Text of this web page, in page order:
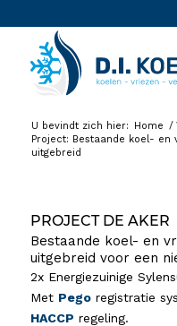
U bevindt zich hier: Home /
Project: Bestaande koel- en
uitgebreid
PROJECT DE AKER
Bestaande koel- en
uitgebreid voor een
2x Energiezuinige
Met Pegoregistratie
HACCP regeling.